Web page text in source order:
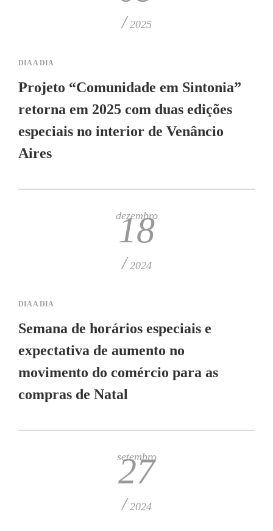
/ 2025
DIA A DIA
Projeto “Comunidade em Sintonia”
retorna em 2025 com duas edições
especiais no interior de Venâncio
Aires
dezembro
18
/ 2024
DIA A DIA
Semana de horários especiais e
expectativa de aumento no
movimento do comércio para as
compras de Natal
setembro
27
/ 2024